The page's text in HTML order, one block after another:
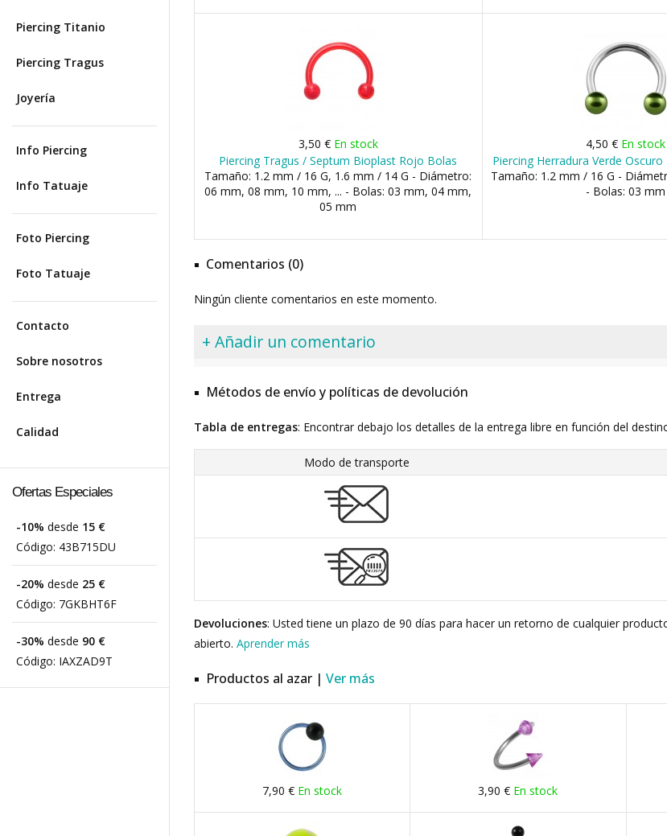
Piercing Titanio
Piercing Tragus
Joyería
Info Piercing
Info Tatuaje
Foto Piercing
Foto Tatuaje
Contacto
Sobre nosotros
Entrega
Calidad
Ofertas Especiales
-10% desde 15 €
Código: 43B715DU
-20% desde 25 €
Código: 7GKBHT6F
-30% desde 90 €
Código: IAXZAD9T
3,50 € En stock
Piercing Tragus / Septum Bioplast Rojo Bolas
Tamaño: 1.2 mm / 16 G, 1.6 mm / 14 G - Diámetro:
06 mm, 08 mm, 10 mm, ... - Bolas: 03 mm, 04 mm,
05 mm
4,50 € En stock
Piercing Herradura Verde
Tamaño: 1.2 mm / 16 G -
- Bolas: 03 mm
Comentarios (0)
Ningún cliente comentarios en este momento.
+ Añadir un comentario
Métodos de envío y políticas de devolución
Tabla de entregas: Encontrar debajo los detalles de la entrega libre en función del
Modo de transporte
Devoluciones: Usted tiene un plazo de 90 días para hacer un retorno de cualquier
abierto. Aprender más
Productos al azar | Ver más
7,90 € En stock 3,90 € En stock